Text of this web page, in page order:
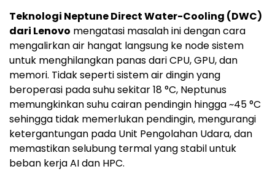
Teknologi Neptune Direct Water-Cooling (DWC)
dari Lenovo mengatasi masalah ini dengan cara
mengalirkan air hangat langsung ke node sistem
untuk menghilangkan panas dari CPU, GPU, dan
memori. Tidak seperti sistem air dingin yang
beroperasi pada suhu sekitar 18 °C, Neptunus
memungkinkan suhu cairan pendingin hingga ~45 °C
sehingga tidak memerlukan pendingin, mengurangi
ketergantungan pada Unit Pengolahan Udara, dan
memastikan selubung termal yang stabil untuk
beban kerja AI dan HPC.